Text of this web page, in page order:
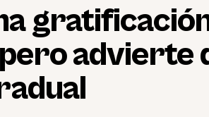
advierte